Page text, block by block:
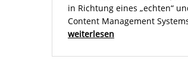
in Richtung eines „echten“
Content Management
weiterlesen